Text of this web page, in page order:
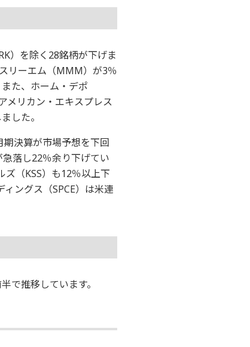
）を除く28銘柄が下げま
リーエム（MMM）が3％
た、ホーム・デポ
メリカン・エキスプレス
した。
決算が市場予想を下回
落し22％余り下げてい
（KSS）も12％以上下
ングス（SPCE）は米連
で推移しています。